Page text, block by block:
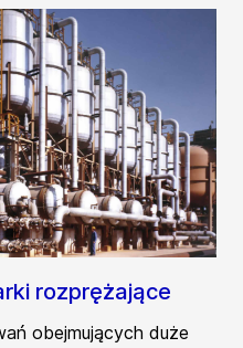
rozprężające
obejmujących duże